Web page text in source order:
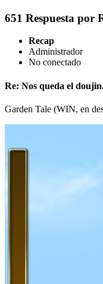
651 Respuesta por
Recap
Administrador
No conectado
Re: Nos queda el
Garden Tale (WIN, en